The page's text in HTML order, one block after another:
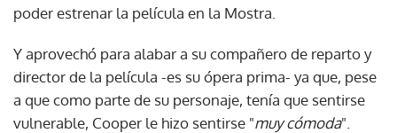
poder estrenar la película en la Mostra.
Y aprovechó para alabar a su compañero de reparto y
director de la película -es su ópera prima- ya que, pese
a que como parte de su personaje, tenía que sentirse
vulnerable, Cooper le hizo sentirse "muy cómoda".